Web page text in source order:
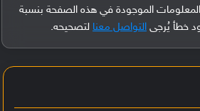
الموجودة في هذه الصفحة بنسبة
التواصل معنا لتصحيحه.